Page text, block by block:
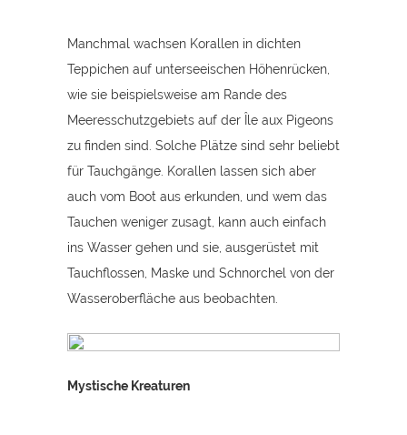
Manchmal wachsen Korallen in dichten
Teppichen auf unterseeischen Höhenrücken,
wie sie beispielsweise am Rande des
Meeresschutzgebiets auf der Île aux Pigeons
zu finden sind. Solche Plätze sind sehr beliebt
für Tauchgänge. Korallen lassen sich aber
auch vom Boot aus erkunden, und wem das
Tauchen weniger zusagt, kann auch einfach
ins Wasser gehen und sie, ausgerüstet mit
Tauchflossen, Maske und Schnorchel von der
Wasseroberfläche aus beobachten.
Mystische Kreaturen